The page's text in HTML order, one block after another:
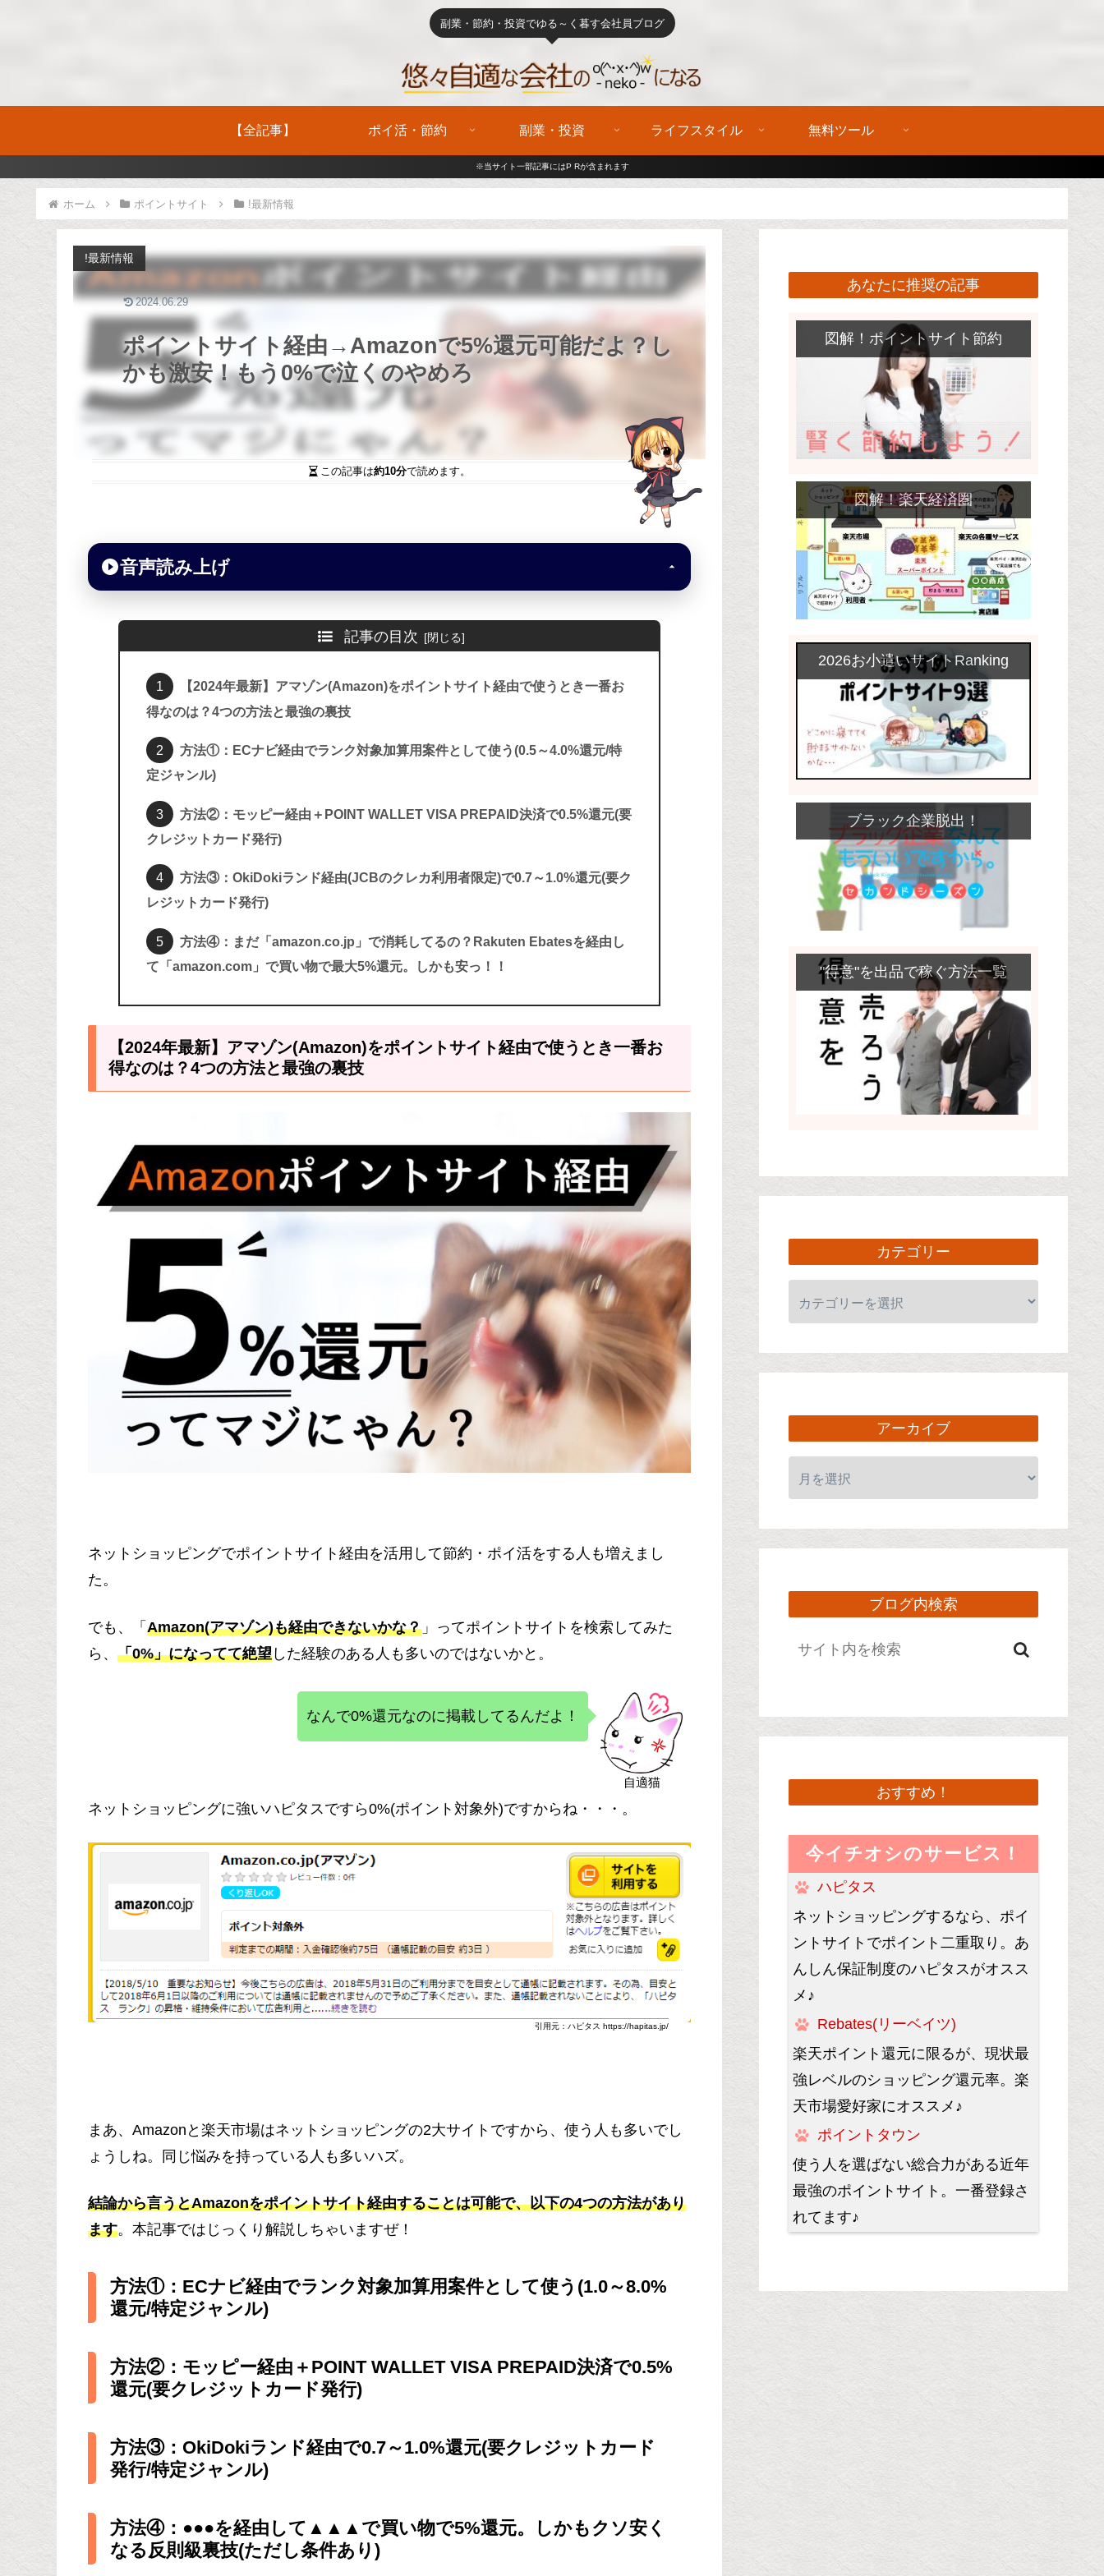
副業・節約・投資でゆる～く暮す会社員ブログ
【全記事】 ポイ活・節約 副業・投資 ライフスタイル 無料ツール
※当サイト一部記事にはP Rが含まれます
ホーム ポイントサイト !最新情報
ポイントサイト経由→Amazonで5%還元可能だよ？し
かも激安！もう0%で泣くのやめろ
!最新情報
2024.06.29
この記事は約10分で読めます。
音声読み上げ
記事の目次
【2024年最新】アマゾン(Amazon)をポイントサイト経由で使うとき一番お
得なのは？4つの方法と最強の裏技
方法①：ECナビ経由でランク対象加算用案件として使う(0.5～4.0%還元/特
定ジャンル)
方法②：モッピー経由＋POINT WALLET VISA PREPAID決済で0.5%還元(要
クレジットカード発行)
方法③：OkiDokiランド経由(JCBのクレカ利用者限定)で0.7～1.0%還元(要ク
レジットカード発行)
方法④：まだ「amazon.co.jp」で消耗してるの？Rakuten Ebatesを経由し
て「amazon.com」で買い物で最大5%還元。しかも安っ！！
【2024年最新】アマゾン(Amazon)をポイントサイト経由で使うとき一番お
得なのは？4つの方法と最強の裏技
ネットショッピングでポイントサイト経由を活用して節約・ポイ活をする人も増えまし
た。
でも、「 Amazon(アマゾン)も経由できないかな？ 」ってポイントサイトを検索してみた
ら、 「0%」になってて絶望 した経験のある人も多いのではないかと。
自適猫
なんで0%還元なのに掲載してるんだよ！
ネットショッピングに強いハピタスですら0%(ポイント対象外)ですからね・・・。
引用元：ハピタス https://hapitas.jp/
まあ、Amazonと楽天市場はネットショッピングの2大サイトですから、使う人も多いでし
ょうしね。同じ悩みを持っている人も多いハズ。
結論から言うとAmazonをポイントサイト経由することは可能で、以下の4つの方法があり
ます。本記事ではじっくり解説しちゃいますぜ！
方法①：ECナビ経由でランク対象加算用案件として使う(1.0～8.0%
還元/特定ジャンル)
方法②：モッピー経由＋POINT WALLET VISA PREPAID決済で0.5%
還元(要クレジットカード発行)
方法③：OkiDokiランド経由で0.7～1.0%還元(要クレジットカード
発行/特定ジャンル)
方法④：●●●を経由して▲▲▲で買い物で5%還元。しかもクソ安く
なる反則級裏技(ただし条件あり)
あなたに推奨の記事
図解！ポイントサイト節約
図解！楽天経済圏
2026お小遣いサイトRanking
ブラック企業脱出！
"得意"を出品で稼ぐ方法一覧
カテゴリー
アーカイブ
ブログ内検索
おすすめ！
今イチオシのサービス！
ハピタス
ネットショッピングするなら、ポイ
ントサイトでポイント二重取り。あ
んしん保証制度のハピタスがオスス
メ♪
Rebates(リーベイツ)
楽天ポイント還元に限るが、現状最
強レベルのショッピング還元率。楽
天市場愛好家にオススメ♪
ポイントタウン
使う人を選ばない総合力がある近年
最強のポイントサイト。一番登録さ
れてます♪